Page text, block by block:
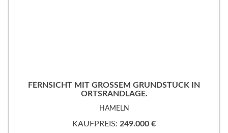
FERNSICHT MIT GROSSEM GRUNDSTÜCK IN
ORTSRANDLAGE.
HAMELN
KAUFPREIS: 249.000 €